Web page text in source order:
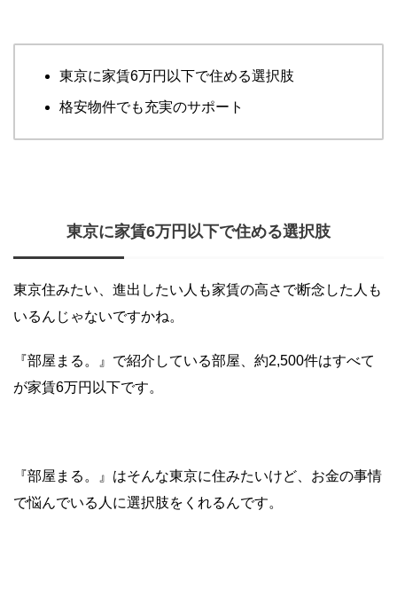
東京に家賃6万円以下で住める選択肢
格安物件でも充実のサポート
東京に家賃6万円以下で住める選択肢
東京住みたい、進出したい人も家賃の高さで断念した人も
いるんじゃないですかね。
『部屋まる。』で紹介している部屋、約2,500件はすべて
が家賃6万円以下です。
『部屋まる。』はそんな東京に住みたいけど、お金の事情
で悩んでいる人に選択肢をくれるんです。